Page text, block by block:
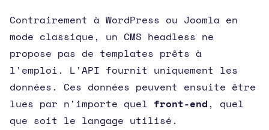
Contrairement à WordPress ou Joomla en
mode classique, un CMS headless ne
propose pas de templates prêts à
l'emploi. L'API fournit uniquement les
données. Ces données peuvent ensuite être
lues par n'importe quel front-end, quel
que soit le langage utilisé.